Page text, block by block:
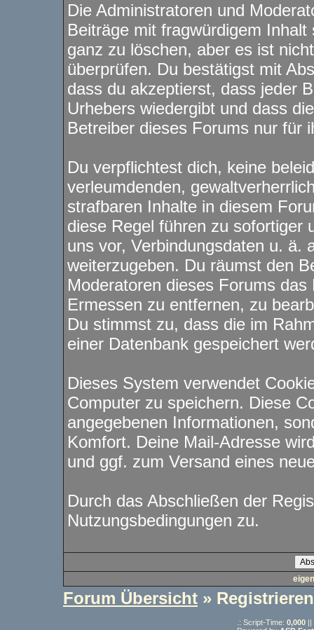
Die Administratoren und
Beiträge mit fragwürdigem
ganz zu löschen, aber es ist
überprüfen. Du bestätigst mit
dass du akzeptierst, dass jeder
Urhebers wiedergibt und dass
Betreiber dieses Forums nur für
Du verpflichtest dich, keine
verleumdenden,
strafbaren Inhalte in diesem
diese Regel führen zu sofortiger
uns vor, Verbindungsdaten u. ä.
weiterzugeben. Du räumst den
Moderatoren dieses Forums
Ermessen zu entfernen, zu
Du stimmst zu, dass die im
einer Datenbank gespeichert
Dieses System verwendet
Computer zu speichern. Diese
angegebenen Informationen,
Komfort. Deine Mail-Adresse
und ggf. zum Versand eines
Durch das Abschließen der
Nutzungsbedingungen zu.
Forum Übersicht » Registrieren
.: Script-Time: 0,000 ||